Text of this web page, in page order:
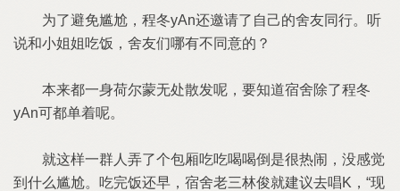
为了避免尴尬，程冬yAn还邀请了自己的舍友同行。听
说和小姐姐吃饭，舍友们哪有不同意的？
本来都一身荷尔蒙无处散发呢，要知道宿舍除了程冬
yAn可都单着呢。
就这样一群人弄了个包厢吃吃喝喝倒是很热闹，没感觉
到什么尴尬。吃完饭还早，宿舍老三林俊就建议去唱K，“现